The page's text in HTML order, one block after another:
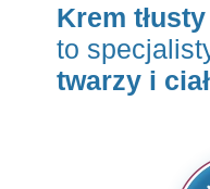
Krem
to
twarzy i